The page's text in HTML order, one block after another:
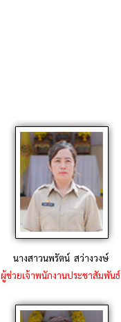
นางสาวนพรัตน์ สว่างวงษ์
ผู้ช่วยเจ้าพนักงานประชาสัมพันธ์